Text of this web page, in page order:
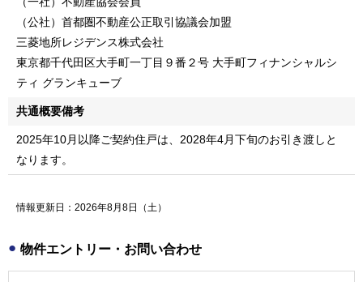
（公社）首都圏不動産公正取引協議会加盟
三菱地所レジデンス株式会社
東京都千代田区大手町一丁目９番２号 大手町フィナンシャルシ
ティ グランキューブ
共通概要備考
2025年10月以降ご契約住戸は、2028年4月下旬のお引き渡しと
なります。
情報更新日：2026年8月8日（土）
物件エントリー・お問い合わせ